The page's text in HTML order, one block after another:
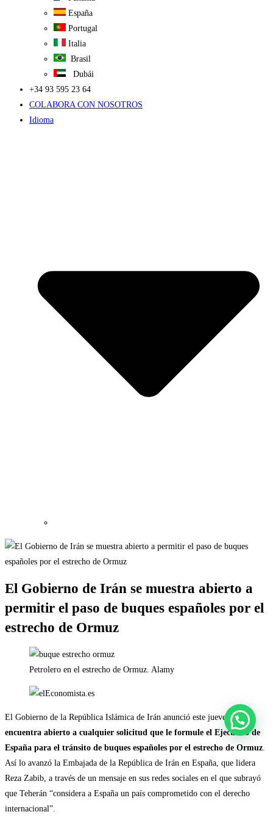
España
Portugal
Italia
Brasil
Dubái
+34 93 595 23 64
COLABORA CON NOSOTROS
Idioma
El Gobierno de Irán se muestra abierto a
permitir el paso de buques españoles por el
estrecho de Ormuz
Petrolero en el estrecho de Ormuz. Alamy
El Gobierno de la República Islámica de Irán anunció este jueves quese
encuentra abierto a cualquier solicitud que le formule el Ejecutivo de
España para el tránsito de buques españoles por el estrecho de Ormuz.
Así lo avanzó la Embajada de la República de Irán en España, que lidera
Reza Zabib, a través de un mensaje en sus redes sociales en el que subrayó
que Teherán “considera a España un país comprometido con el derecho
internacional”.